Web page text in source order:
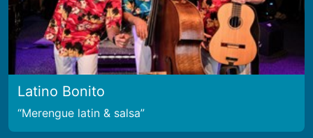
Latino Bonito
Merengue latin & salsa